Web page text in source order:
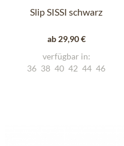
Slip SISSI schwarz
ab 29,90 €
verfügbar in:
36 38 40 42 44 46